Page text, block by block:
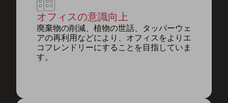
オフィスの意識向上
廃棄物の削減、植物の世話、タッパーウェ
アの再利用などにより、オフィスをよりエ
コフレンドリーにすることを目指していま
す。